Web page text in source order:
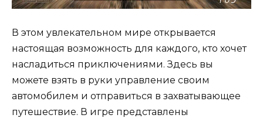
В этом увлекательном мире открывается
настоящая возможность для каждого, кто хочет
насладиться приключениями. Здесь вы
можете взять в руки управление своим
автомобилем и отправиться в захватывающее
путешествие. В игре представлены